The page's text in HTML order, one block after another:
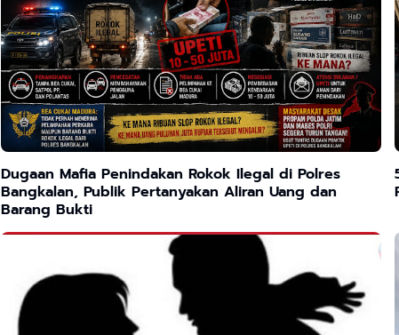
Dugaan Mafia Penindakan Rokok Ilegal di Polres
Bangkalan, Publik Pertanyakan Aliran Uang dan
Barang Bukti